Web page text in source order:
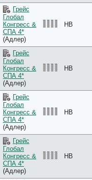
Грейс
Глобал
Конгресс &
СПА 4*
(Адлер)
HB
Грейс
Глобал
Конгресс &
СПА 4*
(Адлер)
HB
Грейс
Глобал
Конгресс &
СПА 4*
(Адлер)
HB
Грейс
Глобал
Конгресс &
СПА 4*
(Адлер)
HB